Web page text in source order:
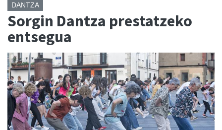
DANTZA
Sorgin Dantza prestatzeko
entsegua